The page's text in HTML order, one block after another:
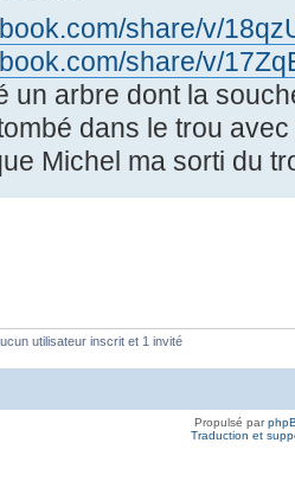
share/v/
share/v/
un arbre dont la
dans le trou
Michel ma sorti du
utilisateur inscrit et 1 invité
Propulsé par
Traduction et